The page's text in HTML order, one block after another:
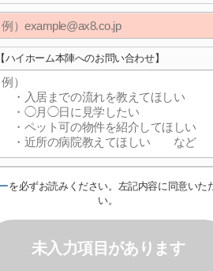
【ハイホーム本陣へのお問い合わせ】
を必ずお読みください。左記内容に同意いた
い。
未入力項目があります